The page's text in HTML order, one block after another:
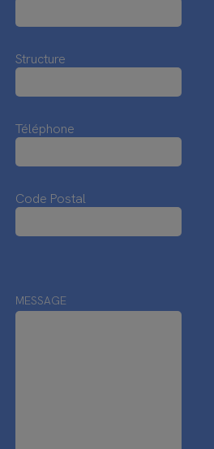
Structure
Téléphone
Code Postal
MESSAGE